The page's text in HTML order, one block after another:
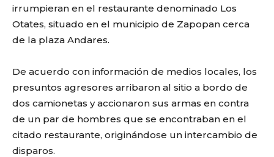
irrumpieran en el restaurante denominado Los
Otates, situado en el municipio de Zapopan cerca
de la plaza Andares.
De acuerdo con información de medios locales, los
presuntos agresores arribaron al sitio a bordo de
dos camionetas y accionaron sus armas en contra
de un par de hombres que se encontraban en el
citado restaurante, originándose un intercambio de
disparos.